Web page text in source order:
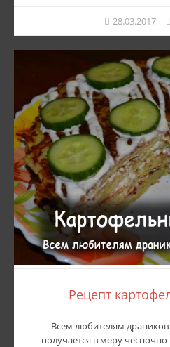
28.03.2017
Рецепт
Всем любителям
получается в меру